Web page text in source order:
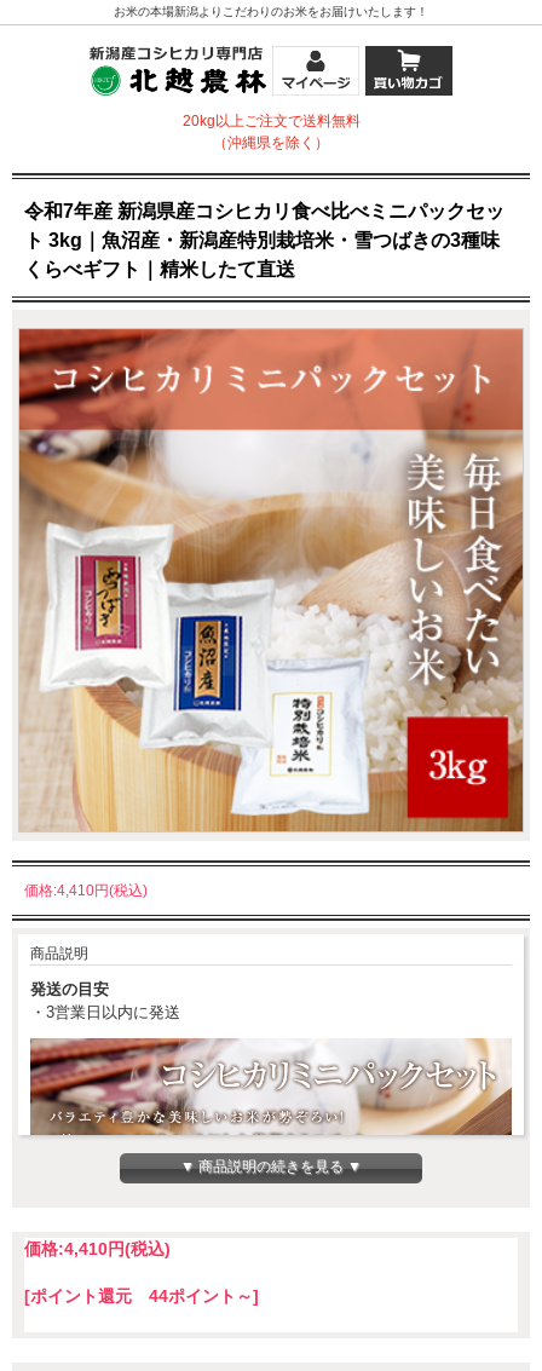
お米の本場新潟よりこだわりのお米をお届けいたします！
20kg以上ご注文で送料無料
（沖縄県を除く）
令和7年産 新潟県産コシヒカリ食べ比べミニパックセッ
ト 3kg｜魚沼産・新潟産特別栽培米・雪つばきの3種味
くらべギフト｜精米したて直送
価格:4,410円(税込)
商品説明
発送の目安
・3営業日以内に発送
▼ 商品説明の続きを見る ▼
価格:4,410円(税込)
[ポイント還元 44ポイント～]